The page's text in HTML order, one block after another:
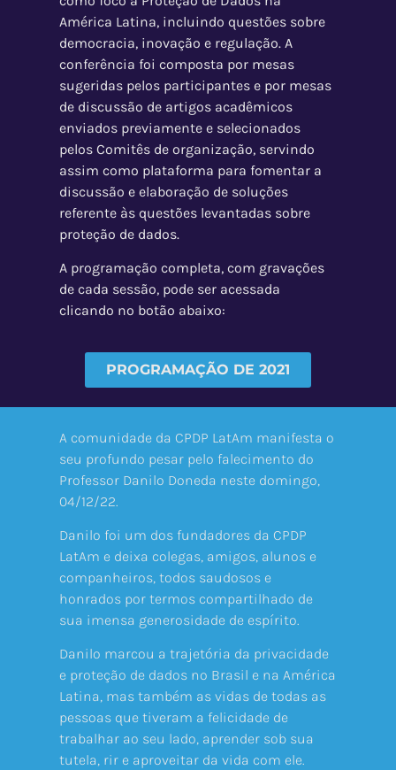
América Latina, incluindo questões sobre
democracia, inovação e regulação. A
conferência foi composta por mesas
sugeridas pelos participantes e por mesas
de discussão de artigos acadêmicos
enviados previamente e selecionados
pelos Comitês de organização, servindo
assim como plataforma para fomentar a
discussão e elaboração de soluções
referente às questões levantadas sobre
proteção de dados.
A programação completa, com gravações
de cada sessão, pode ser acessada
clicando no botão abaixo:
PROGRAMAÇÃO DE 2021
A comunidade da CPDP LatAm manifesta o
seu profundo pesar pelo falecimento do
Professor Danilo Doneda neste domingo,
04/12/22.
Danilo foi um dos fundadores da CPDP
LatAm e deixa colegas, amigos, alunos e
companheiros, todos saudosos e
honrados por termos compartilhado de
sua imensa generosidade de espírito.
Danilo marcou a trajetória da privacidade
e proteção de dados no Brasil e na América
Latina, mas também as vidas de todas as
pessoas que tiveram a felicidade de
trabalhar ao seu lado, aprender sob sua
tutela, rir e aproveitar da vida com ele.